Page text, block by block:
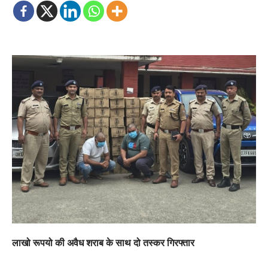
लाखो रूपयो की अवैध शराब के साथ दो तस्कर गिरफ्तार